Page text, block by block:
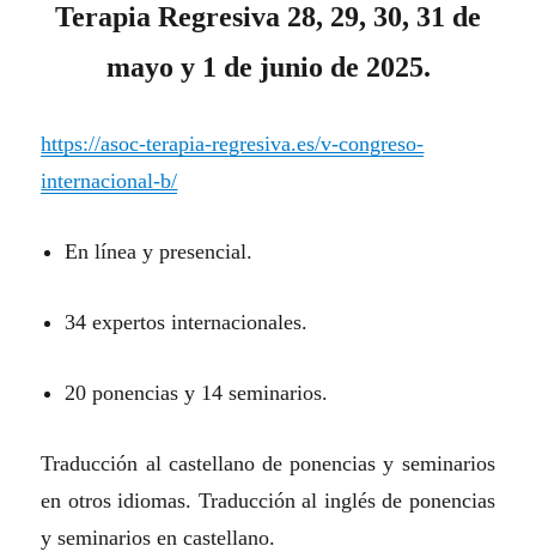
Terapia Regresiva 28, 29, 30, 31 de
mayo y 1 de junio de 2025.
https://asoc-terapia-regresiva.es/v-congreso-
internacional-b/
En línea y presencial.
34 expertos internacionales.
20 ponencias y 14 seminarios.
Traducción al castellano de ponencias y seminarios
en otros idiomas. Traducción al inglés de ponencias
y seminarios en castellano.